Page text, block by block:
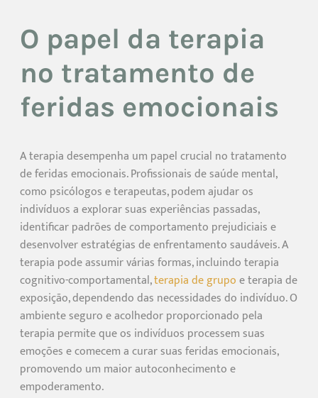
O papel da terapia
no tratamento de
feridas emocionais
A terapia desempenha um papel crucial no tratamento
de feridas emocionais. Profissionais de saúde mental,
como psicólogos e terapeutas, podem ajudar os
indivíduos a explorar suas experiências passadas,
identificar padrões de comportamento prejudiciais e
desenvolver estratégias de enfrentamento saudáveis. A
terapia pode assumir várias formas, incluindo terapia
cognitivo-comportamental,terapia de grupoe terapia de
exposição, dependendo das necessidades do indivíduo. O
ambiente seguro e acolhedor proporcionado pela
terapia permite que os indivíduos processem suas
emoções e comecem a curar suas feridas emocionais,
promovendo um maior autoconhecimento e
empoderamento.